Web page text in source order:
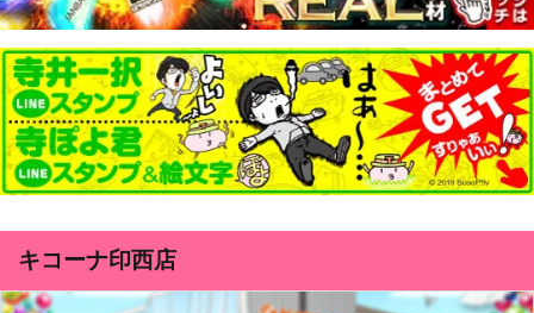
キコーナ印西店